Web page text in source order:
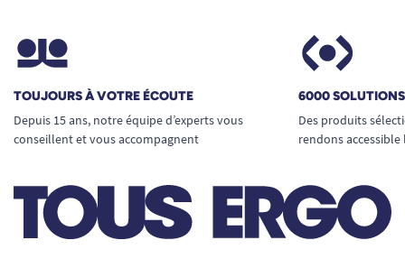
TOUJOURS À VOTRE ÉCOUTE
Depuis 15 ans, notre équipe d’experts vous
conseillent et vous accompagnent
6000
Des produits
rendons